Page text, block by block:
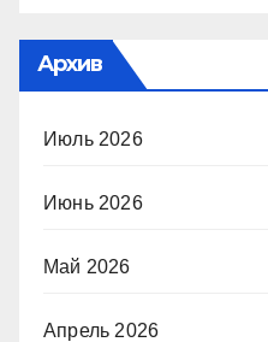
Архив
Июль 2026
Июнь 2026
Май 2026
Апрель 2026